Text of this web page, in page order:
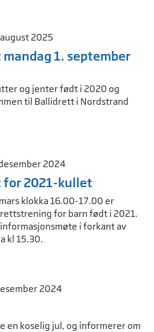
2025
1. september
og jenter født i 2020 og
til Ballidrett i Nordstrand
2024
for 2021-kullet
klokka 16.00-17.00 er
for barn født i 2021.
i forkant av
kl 15.30.
2024
en koselig jul, og informerer om